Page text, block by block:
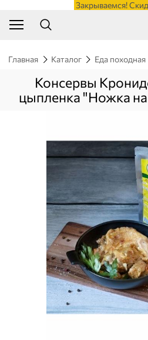
Закрываемся!
Главная Каталог Еда походная
Консервы
цыпленка "Ножка